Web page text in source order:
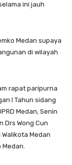
ini jauh
Medan supaya
di wilayah
rapat paripurna
I Tahun sidang
Medan, Senin
Drs Wong Cun
Medan
Medan.